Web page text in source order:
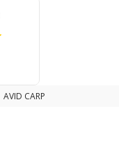
AVID CARP